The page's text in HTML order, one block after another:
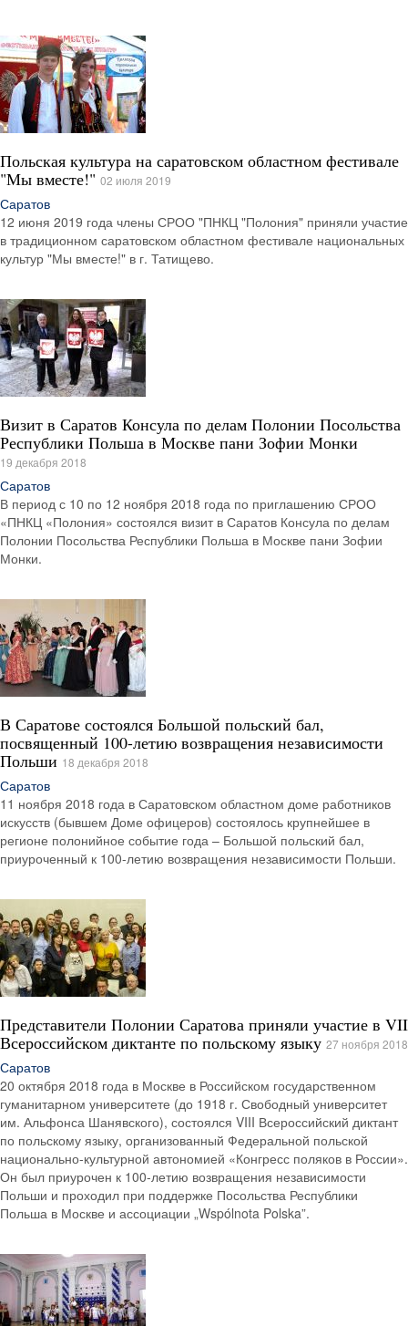
Польская культура на саратовском областном фестивале
"Мы вместе!" 02 июля 2019
Саратов
12 июня 2019 года члены СРОО "ПНКЦ "Полония" приняли участие
в традиционном саратовском областном фестивале национальных
культур "Мы вместе!" в г. Татищево.
Визит в Саратов Консула по делам Полонии Посольства
Республики Польша в Москве пани Зофии Монки
19 декабря 2018
Саратов
В период с 10 по 12 ноября 2018 года по приглашению СРОО
«ПНКЦ «Полония» состоялся визит в Саратов Консула по делам
Полонии Посольства Республики Польша в Москве пани Зофии
Монки.
В Саратове состоялся Большой польский бал,
посвященный 100-летию возвращения независимости
Польши 18 декабря 2018
Саратов
11 ноября 2018 года в Саратовском областном доме работников
искусств (бывшем Доме офицеров) состоялось крупнейшее в
регионе полонийное событие года – Большой польский бал,
приуроченный к 100-летию возвращения независимости Польши.
Представители Полонии Саратова приняли участие в VII
Всероссийском диктанте по польскому языку 27 ноября 2018
Саратов
20 октября 2018 года в Москве в Российском государственном
гуманитарном университете (до 1918 г. Свободный университет
им. Альфонса Шанявского), состоялся VIII Всероссийский диктант
по польскому языку, организованный Федеральной польской
национально-культурной автономией «Конгресс поляков в России».
Он был приурочен к 100-летию возвращения независимости
Польши и проходил при поддержке Посольства Республики
Польша в Москве и ассоциации „Wspólnota Polska”.